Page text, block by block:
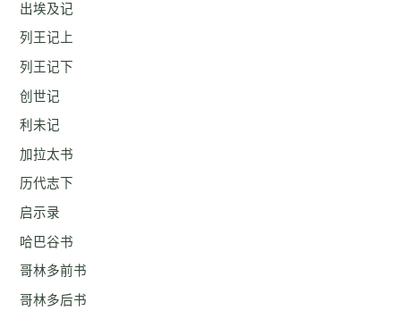
出埃及记
列王记上
列王记下
创世记
利未记
加拉太书
历代志下
启示录
哈巴谷书
哥林多前书
哥林多后书